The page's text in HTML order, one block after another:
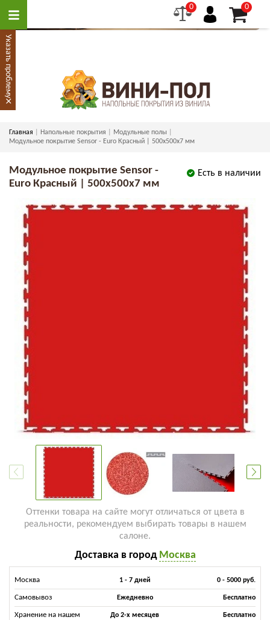
0 0
Главная Напольные покрытия
Модульные полы
Модульное покрытие Sensor - Euro Красный | 500x500x7 мм
Есть в наличии
Модульное покрытие Sensor -
Euro Красный | 500x500x7 мм
Оттенки товара на сайте могут отличаться от цвета в
реальности, рекомендуем выбирать товары в нашем
салоне.
Доставка в город Москва
Москва 1 - 7 дней 0 - 5000 руб.
Самовывоз Ежедневно Бесплатно
Хранение на нашем
До 2-х месяцев Бесплатно
Указать проблему
×